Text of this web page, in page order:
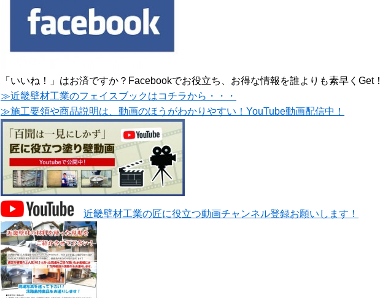
「いいね！」はお済ですか？Facebookでお役立ち、お得な情報を誰よりも素早くGet！
≫近畿壁材工業のフェイスブックはコチラから・・・
≫施工要領や商品説明は、動画のほうがわかりやすい！YouTube動画配信中！
近畿壁材工業の匠に役立つ動画チャンネル登録お願いします！